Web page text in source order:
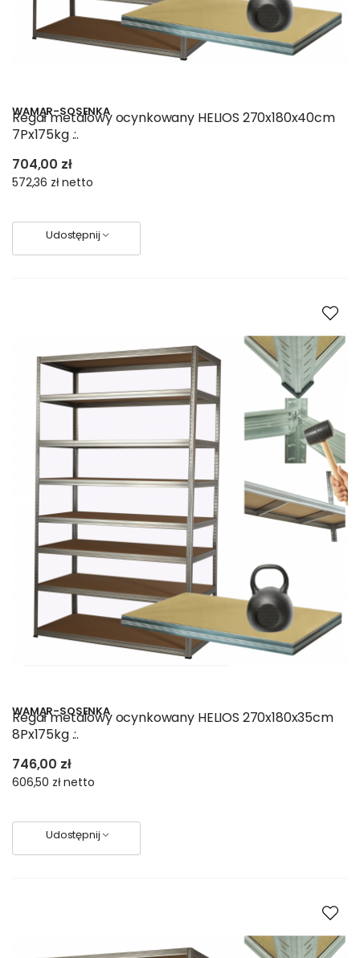
WAMAR-SOSENKA
Regał metalowy ocynkowany HELIOS 270x180x40cm
7Px175kg .:.
704,00 zł
572,36 złnetto
Udostępnij
WAMAR-SOSENKA
Regał metalowy ocynkowany HELIOS 270x180x35cm
8Px175kg .:.
746,00 zł
606,50 złnetto
Udostępnij